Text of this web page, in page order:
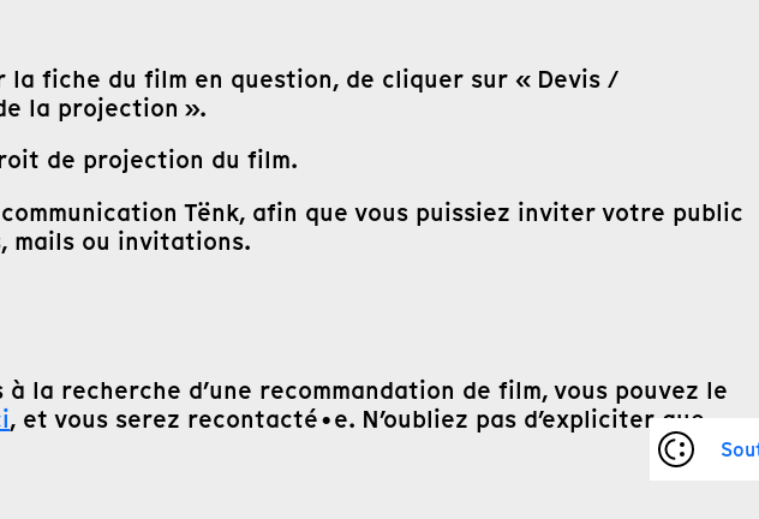
la fiche du film en question, de cliquer sur « Devis /
la projection ».
de projection du film.
Tënk, afin que vous puissiez inviter votre public
mails ou invitations.
la recherche d’une recommandation de film, vous pouvez le
, et vous serez recontacté•e. N’oubliez pas d’expliciter que